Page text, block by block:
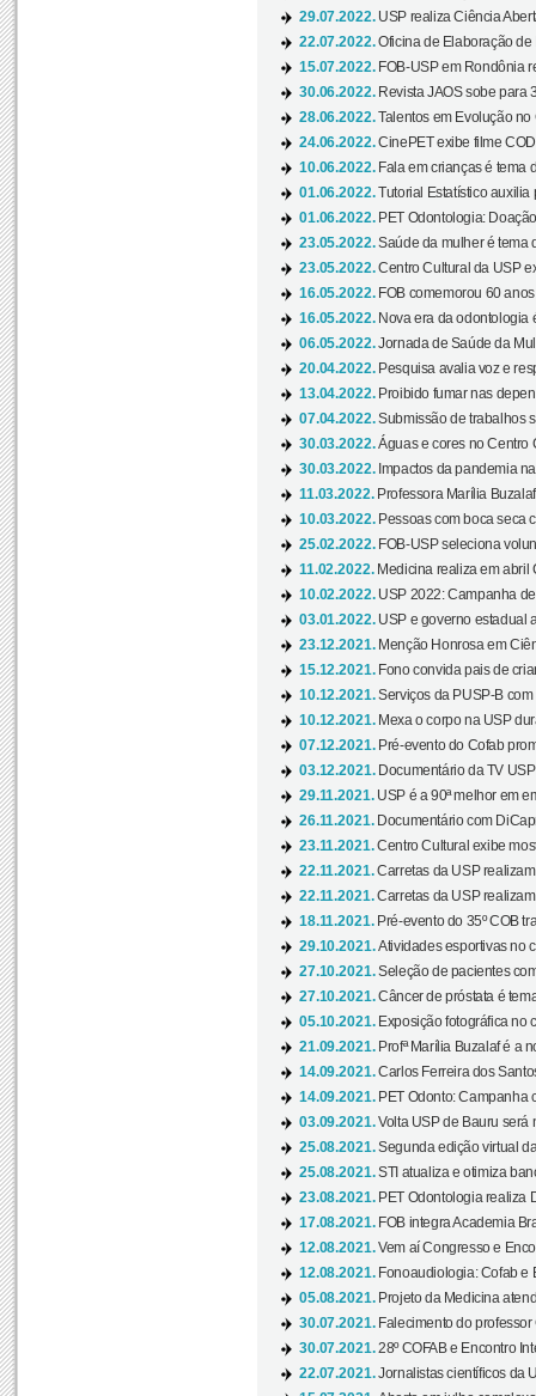
29.07.2022. USP realiza Ciência
22.07.2022.Oficina de Elaboração de
15.07.2022. FOB-USP em Rondônia
30.06.2022. Revista JAOS sobe para
28.06.2022.Talentos em Evolução no
24.06.2022.CinePET exibe filme
10.06.2022. Fala em crianças é tema
01.06.2022.Tutorial Estatístico auxilia
01.06.2022. PET Odontologia:
23.05.2022.Saúde da mulher é tema
23.05.2022.Centro Cultural da USP
16.05.2022. FOB comemorou 60
16.05.2022. Nova era da odontologia
06.05.2022.Jornada de Saúde da
20.04.2022. Pesquisa avalia voz e
13.04.2022. Proibido fumar nas
07.04.2022.Submissão de trabalhos
30.03.2022.Águas e cores no Centro
30.03.2022. Impactos da pandemia
11.03.2022. Professora Marília
10.03.2022. Pessoas com boca seca
25.02.2022. FOB-USP seleciona
11.02.2022. Medicina realiza em abril
10.02.2022. USP 2022: Campanha
03.01.2022. USP e governo estadual
23.12.2021. Menção Honrosa em
15.12.2021. Fono convida pais de
10.12.2021.Serviços da PUSP-B
10.12.2021. Mexa o corpo na USP
07.12.2021. Pré-evento do Cofab
03.12.2021. Documentário da TV
29.11.2021. USP é a 90ª melhor em
26.11.2021. Documentário com
23.11.2021.Centro Cultural exibe
22.11.2021.Carretas da USP
22.11.2021.Carretas da USP
18.11.2021. Pré-evento do 35º COB
29.10.2021.Atividades esportivas no
27.10.2021.Seleção de pacientes
27.10.2021.Câncer de próstata é
05.10.2021. Exposição fotográfica no
21.09.2021. Profª Marília Buzalaf é a
14.09.2021.Carlos Ferreira dos
14.09.2021. PET Odonto: Campanha
03.09.2021.Volta USP de Bauru será
25.08.2021.Segunda edição virtual
25.08.2021.STI atualiza e otimiza
23.08.2021. PET Odontologia realiza
17.08.2021. FOB integra Academia
12.08.2021.Vem aí Congresso e
12.08.2021. Fonoaudiologia: Cofab e
05.08.2021. Projeto da Medicina
30.07.2021. Falecimento do
30.07.2021.28º COFAB e Encontro
22.07.2021.Jornalistas científicos da